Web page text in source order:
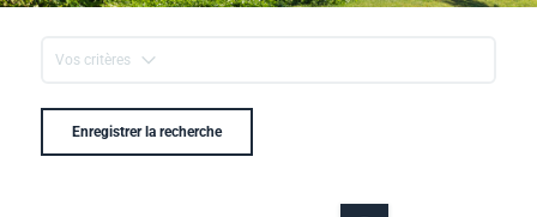
Vos critères
Enregistrer la recherche